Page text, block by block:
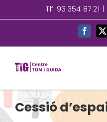
to
Tlf. 93 354 87 21
X
Cessió